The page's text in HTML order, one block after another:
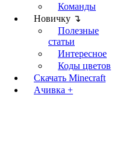
Команды
Новичку ↴
Полезные
статьи
Интересное
Коды цветов
Скачать Minecraft
Ачивка +